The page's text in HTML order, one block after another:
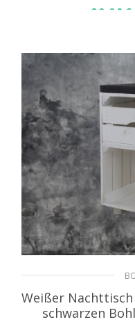
39,99 €
Weißer
schwarzen